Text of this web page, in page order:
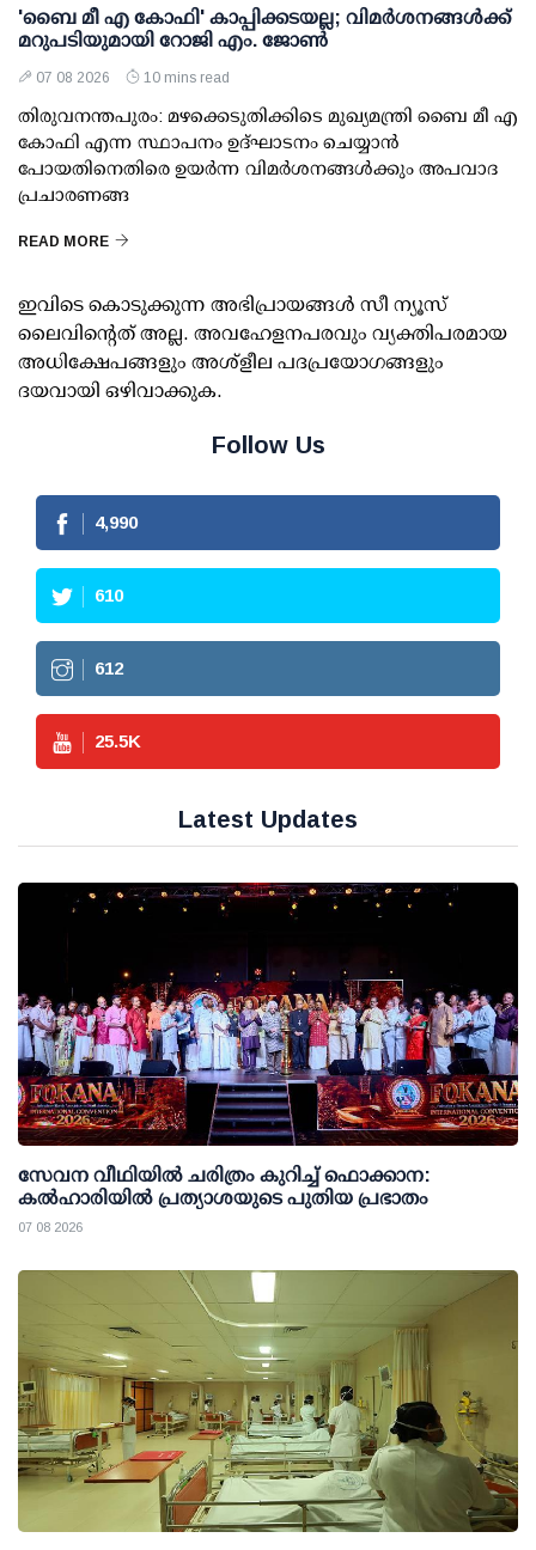
'ബൈ മീ എ കോഫി' കാപ്പിക്കടയല്ല; വിമര്‍ശനങ്ങള്‍ക്ക്
മറുപടിയുമായി റോജി എം. ജോണ്‍
07 08 2026 10 mins read
തിരുവനന്തപുരം: മഴക്കെടുതിക്കിടെ മുഖ്യമന്ത്രി ബൈ മീ എ
കോഫി എന്ന സ്ഥാപനം ഉദ്ഘാടനം ചെയ്യാന്‍
പോയതിനെതിരെ ഉയര്‍ന്ന വിമര്‍ശനങ്ങള്‍ക്കും അപവാദ
പ്രചാരണങ്ങ
READ MORE
ഇവിടെ കൊടുക്കുന്ന അഭിപ്രായങ്ങള്‍ സീ ന്യൂസ്
ലൈവിന്റെത് അല്ല. അവഹേളനപരവും വ്യക്തിപരമായ
അധിക്ഷേപങ്ങളും അശ്‌ളീല പദപ്രയോഗങ്ങളും
ദയവായി ഒഴിവാക്കുക.
Follow Us
4,990
610
612
25.5K
Latest Updates
സേവന വീഥിയില്‍ ചരിത്രം കുറിച്ച് ഫൊക്കാന:
കല്‍ഹാരിയില്‍ പ്രത്യാശയുടെ പുതിയ പ്രഭാതം
07 08 2026